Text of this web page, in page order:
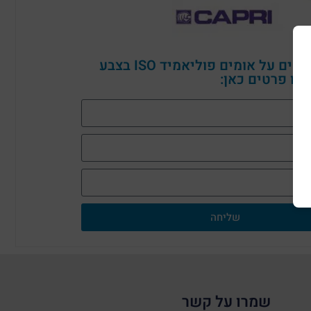
לפרטים נוספים על אומים פוליאמיד ISO בצבע
פרטים כאן:
שליחה
שמרו על קשר